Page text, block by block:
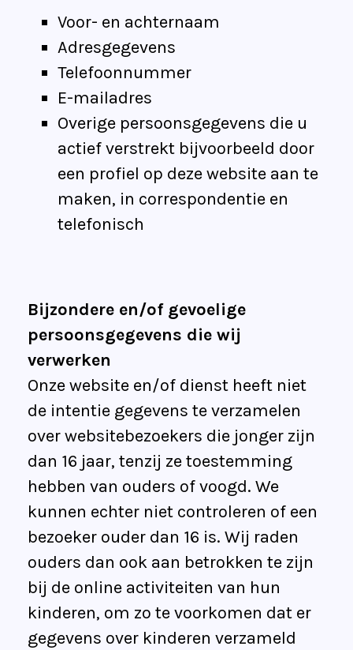
Voor- en achternaam
Adresgegevens
Telefoonnummer
E-mailadres
Overige persoonsgegevens die u
actief verstrekt bijvoorbeeld door
een profiel op deze website aan te
maken, in correspondentie en
telefonisch
Bijzondere en/of gevoelige
persoonsgegevens die wij
verwerken
Onze website en/of dienst heeft niet
de intentie gegevens te verzamelen
over websitebezoekers die jonger zijn
dan 16 jaar, tenzij ze toestemming
hebben van ouders of voogd. We
kunnen echter niet controleren of een
bezoeker ouder dan 16 is. Wij raden
ouders dan ook aan betrokken te zijn
bij de online activiteiten van hun
kinderen, om zo te voorkomen dat er
gegevens over kinderen verzameld